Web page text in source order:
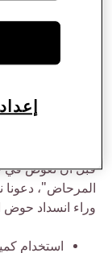
لتتعرف إلى
عن طريق
ما هي
قبل أن نغوص في
المرحاض"، دعونا
وراء انسداد
استخدام